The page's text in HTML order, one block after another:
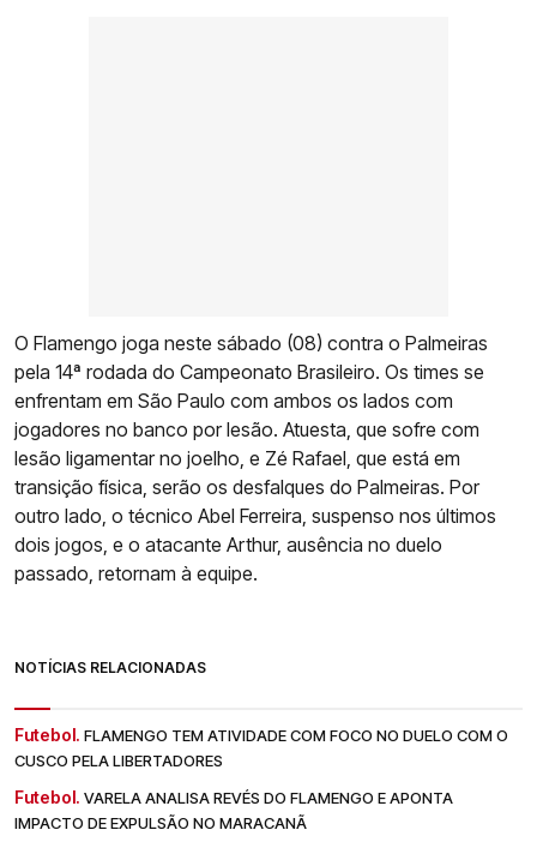
O Flamengo joga neste sábado (08) contra o Palmeiras
pela 14ª rodada do Campeonato Brasileiro. Os times se
enfrentam em São Paulo com ambos os lados com
jogadores no banco por lesão. Atuesta, que sofre com
lesão ligamentar no joelho, e Zé Rafael, que está em
transição física, serão os desfalques do Palmeiras. Por
outro lado, o técnico Abel Ferreira, suspenso nos últimos
dois jogos, e o atacante Arthur, ausência no duelo
passado, retornam à equipe.
NOTÍCIAS RELACIONADAS
Futebol. FLAMENGO TEM ATIVIDADE COM FOCO NO DUELO COM O
CUSCO PELA LIBERTADORES
Futebol. VARELA ANALISA REVÉS DO FLAMENGO E APONTA
IMPACTO DE EXPULSÃO NO MARACANÃ